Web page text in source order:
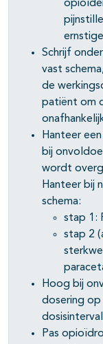
Schrijf
vast
de
patiënt om
Hanteer
bij
wordt
Hanteer bij
schema:
stap 1:
stap 2
Hoog bij
dosering op
Pas